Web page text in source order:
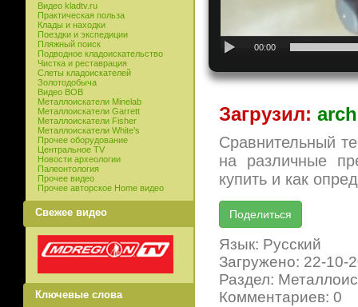
Видео kladtv.ru
Практическая польза
Клады и находки
Поездки и экспедиции
Пляжный поиск
Подводное кладоискательство
Чистка и реставрация
Слеты кладоискателей
Золотодобыча
Видео ВОВ
Металлоискатели Minelab
Металлоискатели Garrett
Металлоискатели Fisher
Металлоискатели White’s
Прочее оборудование
Центральное TV
Новости археологии
Палеонтология
Прочее видео
Прочее авторское Home видео
Свежее видео
Ключевые слова
00:00
Загрузил:
Сравнительный
на различные
купить и как
Язык: Русский
Загружено: 22-10-
Раздел:
Комментариев: 0